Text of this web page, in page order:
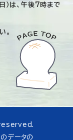
）は、午後7時まで
。
データの